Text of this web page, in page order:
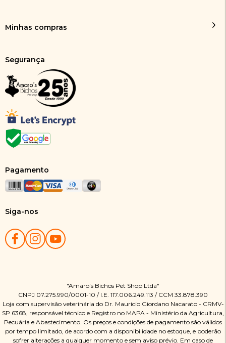
Minhas compras
Segurança
Pagamento
Siga-nos
"Amaro's Bichos Pet Shop Ltda"
CNPJ 07.275.990/0001-10 / I.E. 117.006.249.113 / CCM 33.878.390
Loja com supervisão veterinária do Dr. Mauricio Giordano Nacarato - CRMV-
SP 6368, responsável técnico e Registro no MAPA - Ministério da Agricultura,
Pecuária e Abastecimento. Os preços e condições de pagamento são válidos
por tempo limitado, de acordo com a disponibilidade no estoque, e poderão
sofrer alterações a qualquer momento e sem aviso prévio. Em caso de